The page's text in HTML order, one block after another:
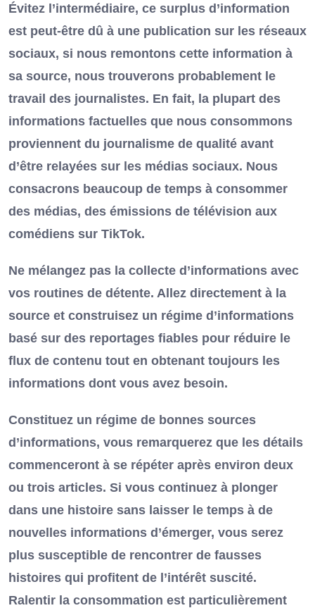
Évitez l’intermédiaire, ce surplus d’information
est peut-être dû à une publication sur les réseaux
sociaux, si nous remontons cette information à
sa source, nous trouverons probablement le
travail des journalistes. En fait, la plupart des
informations factuelles que nous consommons
proviennent du journalisme de qualité avant
d’être relayées sur les médias sociaux. Nous
consacrons beaucoup de temps à consommer
des médias, des émissions de télévision aux
comédiens sur TikTok.
Ne mélangez pas la collecte d’informations avec
vos routines de détente. Allez directement à la
source et construisez un régime d’informations
basé sur des reportages fiables pour réduire le
flux de contenu tout en obtenant toujours les
informations dont vous avez besoin.
Constituez un régime de bonnes sources
d’informations, vous remarquerez que les détails
commenceront à se répéter après environ deux
ou trois articles. Si vous continuez à plonger
dans une histoire sans laisser le temps à de
nouvelles informations d’émerger, vous serez
plus susceptible de rencontrer de fausses
histoires qui profitent de l’intérêt suscité.
Ralentir la consommation est particulièrement